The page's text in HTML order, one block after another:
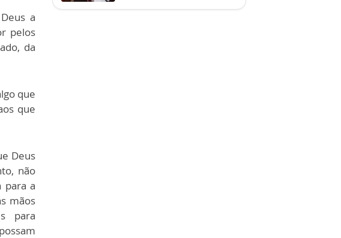
a
pelos
da
que
que
Deus
não
para a
mãos
para